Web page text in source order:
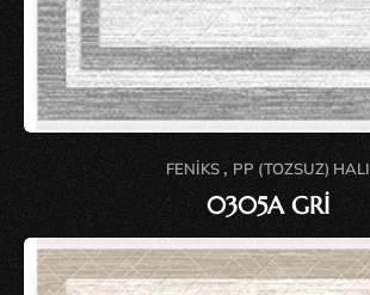
FENIKS , PP (TOZSUZ) HALI
0305A GRİ